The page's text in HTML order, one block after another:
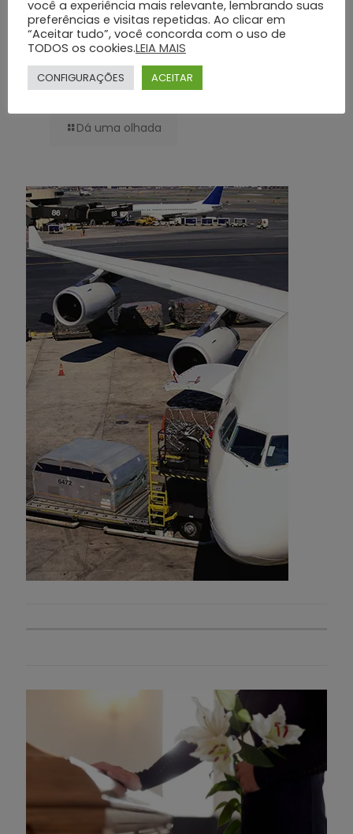
Silva e Santos
Dá uma olhada
você a experiência mais relevante, lembrando suas
preferências e visitas repetidas. Ao clicar em
“Aceitar tudo”, você concorda com o uso de
TODOS os cookies.LEIA MAIS
CONFIGURAÇÕES ACEITAR